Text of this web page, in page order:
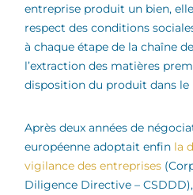
entreprise produit un bien,
respect des conditions
à chaque étape de la chaîne
l’extraction des matières
disposition du produit dans le
Après deux années de
européenne adoptait enfin la
vigilance des entreprises
Diligence Directive –